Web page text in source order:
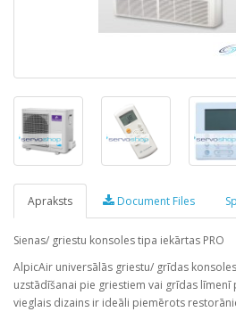
Apraksts Document Files
Sienas/ griestu konsoles tipa iekārtas PRO
AlpicAir universālās griestu/ grīdas
uzstādīšanai pie griestiem vai grīdas līmenī
vieglais dizains ir ideāli piemērots